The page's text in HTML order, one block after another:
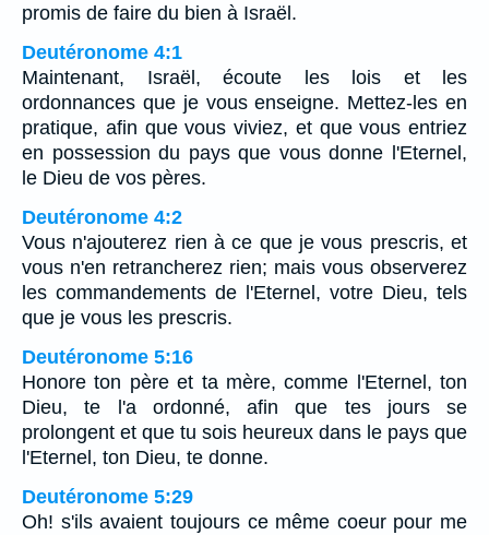
promis de faire du bien à Israël.
Deutéronome 4:1
Maintenant, Israël, écoute les lois et les
ordonnances que je vous enseigne. Mettez-les en
pratique, afin que vous viviez, et que vous entriez
en possession du pays que vous donne l'Eternel,
le Dieu de vos pères.
Deutéronome 4:2
Vous n'ajouterez rien à ce que je vous prescris, et
vous n'en retrancherez rien; mais vous observerez
les commandements de l'Eternel, votre Dieu, tels
que je vous les prescris.
Deutéronome 5:16
Honore ton père et ta mère, comme l'Eternel, ton
Dieu, te l'a ordonné, afin que tes jours se
prolongent et que tu sois heureux dans le pays que
l'Eternel, ton Dieu, te donne.
Deutéronome 5:29
Oh! s'ils avaient toujours ce même coeur pour me